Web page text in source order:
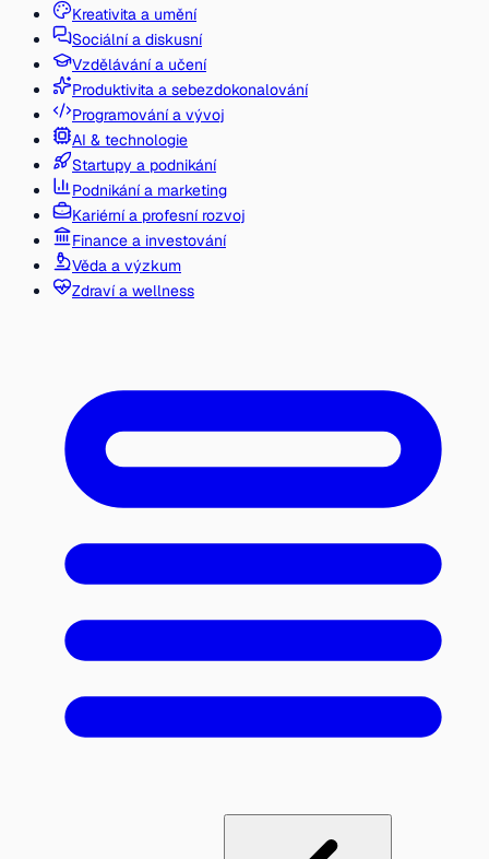
Kreativita a umění
Sociální a diskusní
Vzdělávání a učení
Produktivita a sebezdokonalování
Programování a vývoj
AI & technologie
Startupy a podnikání
Podnikání a marketing
Kariérní a profesní rozvoj
Finance a investování
Věda a výzkum
Zdraví a wellness